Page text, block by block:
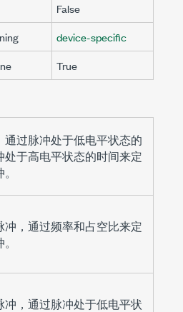
False
device-specific
True
通过脉冲处于低电平状态的
处于高电平状态的时间来定
冲，通过频率和占空比来定
冲，通过脉冲处于低电平状